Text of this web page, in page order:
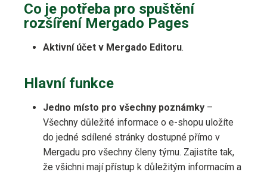
Co je potřeba pro spuštění
rozšíření Mergado Pages
Aktivní účet v Mergado Editoru.
Hlavní funkce
Jedno místo pro všechny poznámky –
Všechny důležité informace o e-shopu uložíte
do jedné sdílené stránky dostupné přímo v
Mergadu pro všechny členy týmu. Zajistíte tak,
že všichni mají přístup k důležitým informacím a